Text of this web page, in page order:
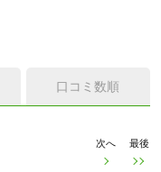
口コミ数順
次へ 最後